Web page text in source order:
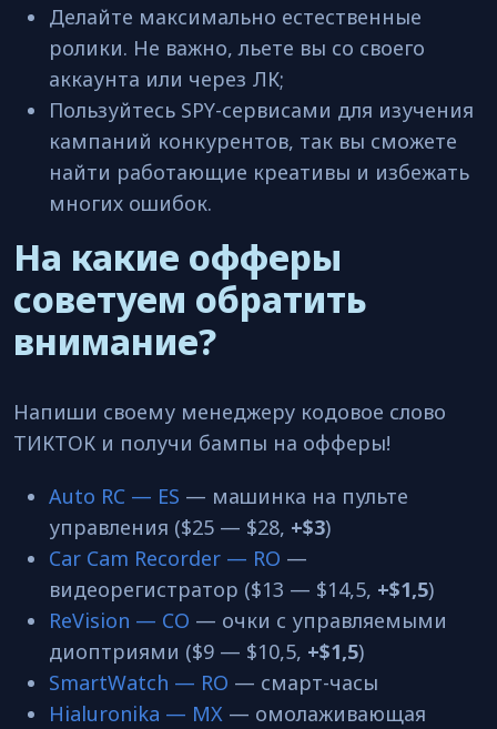
Делайте максимально естественные
ролики. Не важно, льете вы со своего
аккаунта или через ЛК;
Пользуйтесь SPY-сервисами для изучения
кампаний конкурентов, так вы сможете
найти работающие креативы и избежать
многих ошибок.
На какие офферы
советуем обратить
внимание?
Напиши своему менеджеру кодовое слово
ТИКТОК и получи бампы на офферы!
Auto RC — ES — машинка на пульте
управления ($25 — $28, +$3)
Car Cam Recorder — RO —
видеорегистратор ($13 — $14,5, +$1,5)
ReVision — CO — очки с управляемыми
диоптриями ($9 — $10,5, +$1,5)
SmartWatch — RO — смарт-часы
Hialuronika — MX — омолаживающая